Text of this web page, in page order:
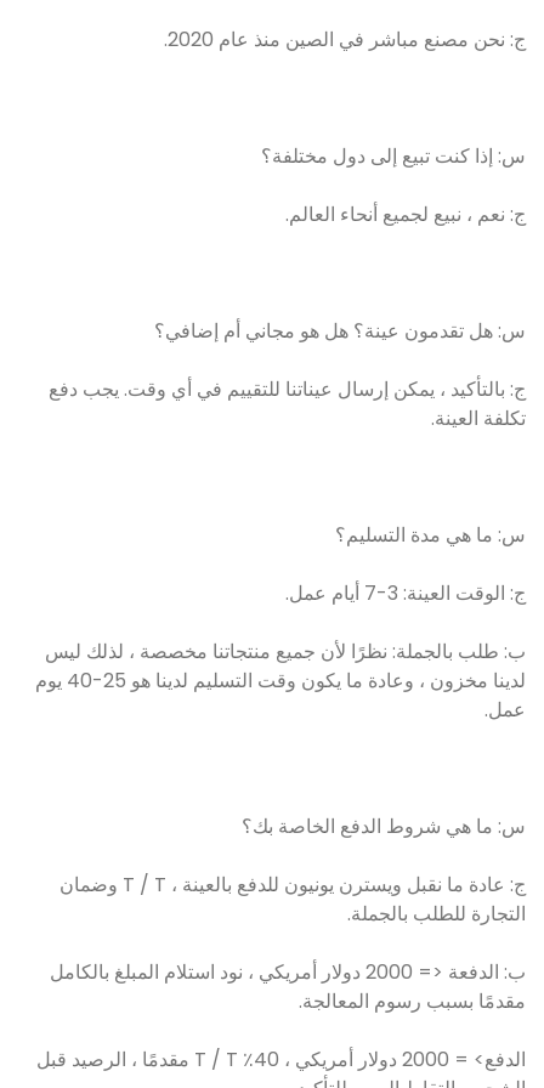
ج: نحن مصنع مباشر في الصين منذ عام 2020.
س: إذا كنت تبيع إلى دول مختلفة؟
ج: نعم ، نبيع لجميع أنحاء العالم.
س: هل تقدمون عينة؟ هل هو مجاني أم إضافي؟
ج: بالتأكيد ، يمكن إرسال عيناتنا للتقييم في أي وقت. يجب دفع
تكلفة العينة.
س: ما هي مدة التسليم؟
ج: الوقت العينة: 3-7 أيام عمل.
ب: طلب بالجملة: نظرًا لأن جميع منتجاتنا مخصصة ، لذلك ليس
لدينا مخزون ، وعادة ما يكون وقت التسليم لدينا هو 25-40 يوم
عمل.
س: ما هي شروط الدفع الخاصة بك؟
ج: عادة ما نقبل ويسترن يونيون للدفع بالعينة ، T / T وضمان
التجارة للطلب بالجملة.
ب: الدفعة <= 2000 دولار أمريكي ، نود استلام المبلغ بالكامل
مقدمًا بسبب رسوم المعالجة.
الدفع> = 2000 دولار أمريكي ، 40٪ T / T مقدمًا ، الرصيد قبل